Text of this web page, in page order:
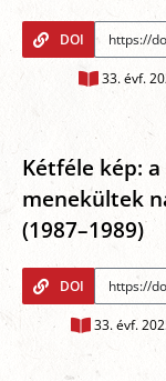
DOI
33. évf.
Kétféle kép:
menekültek
(1987–1989)
DOI
33. évf.